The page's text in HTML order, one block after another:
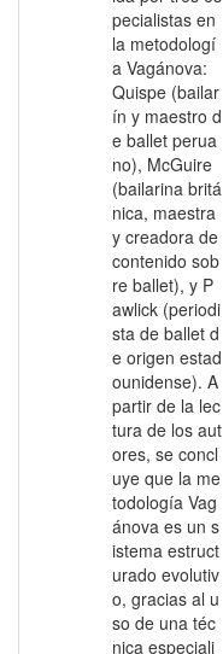
pecialistas en
la metodologí
a Vagánova:
Quispe (bailar
ín y maestro d
e ballet perua
no), McGuire
(bailarina britá
nica, maestra
y creadora de
contenido sob
re ballet), y P
awlick (periodi
sta de ballet d
e origen estad
ounidense). A
partir de la lec
tura de los aut
ores, se concl
uye que la me
todología Vag
ánova es un s
istema estruct
urado evolutiv
o, gracias al u
so de una téc
nica especiali